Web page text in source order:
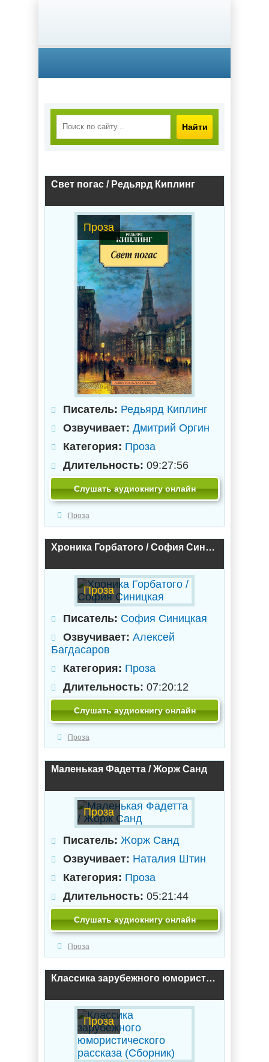
Найти
Свет погас / Редьярд Киплинг
Проза
Писатель: Редьярд Киплинг
Озвучивает: Дмитрий Оргин
Категория: Проза
Длительность: 09:27:56
Слушать аудиокнигу онлайн
Проза
Хроника Горбатого / София Синицкая
Проза
Писатель: София Синицкая
Озвучивает: Алексей
Багдасаров
Категория: Проза
Длительность: 07:20:12
Слушать аудиокнигу онлайн
Проза
Маленькая Фадетта / Жорж Санд
Проза
Писатель: Жорж Санд
Озвучивает: Наталия Штин
Категория: Проза
Длительность: 05:21:44
Слушать аудиокнигу онлайн
Проза
Классика зарубежного юмористического рассказа (Сборник)
Проза